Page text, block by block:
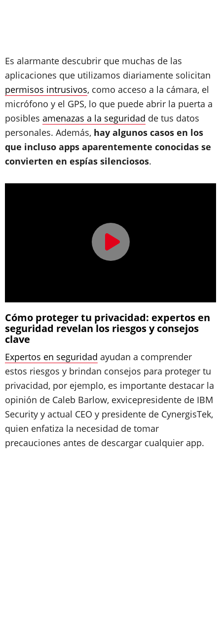
Es alarmante descubrir que muchas de las
aplicaciones que utilizamos diariamente solicitan
permisos intrusivos, como acceso a la cámara, el
micrófono y el GPS, lo que puede abrir la puerta a
posibles amenazas a la seguridad de tus datos
personales. Además, hay algunos casos en los
que incluso apps aparentemente conocidas se
convierten en espías silenciosos.
Cómo proteger tu privacidad: expertos en
seguridad revelan los riesgos y consejos
clave
Expertos en seguridad ayudan a comprender
estos riesgos y brindan consejos para proteger tu
privacidad, por ejemplo, es importante destacar la
opinión de Caleb Barlow, exvicepresidente de IBM
Security y actual CEO y presidente de CynergisTek,
quien enfatiza la necesidad de tomar
precauciones antes de descargar cualquier app.